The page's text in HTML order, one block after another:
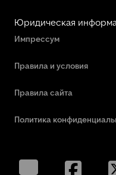
Юридическая
Импрессум
Правила и условия
Правила сайта
Политика